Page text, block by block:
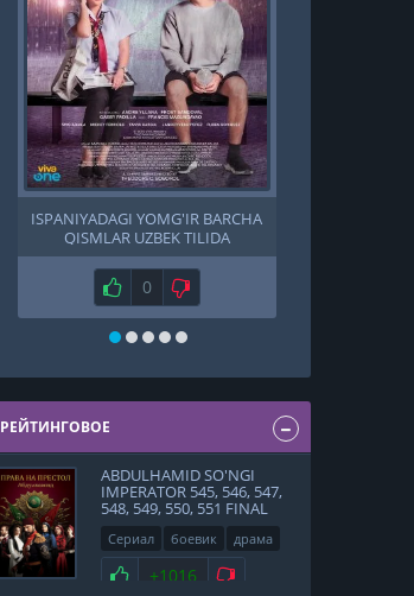
ISPANIYADAGI YOMG'IR BARCHA
QISMLAR UZBEK TILIDA
Нравится
0 Не нравится
РЕЙТИНГОВОЕ
ABDULHAMID SO'NGI
IMPERATOR 545, 546, 547,
548, 549, 550, 551 FINAL
QISMLAR UZBEK TILIDA
Сериал боевик
драма
история
2017
Нравится
+1016 Не нравится